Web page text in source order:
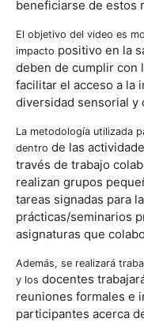
beneficiarse de estos
El objetivo del video es
impacto positivo en la
deben de cumplir con
facilitar el acceso a la
diversidad sensorial y
La metodología utilizada
dentro de las
través de trabajo
realizan grupos
tareas signadas para
prácticas/seminarios
asignaturas que
Además, se realizará
y los docentes
reuniones formales e
participantes acerca